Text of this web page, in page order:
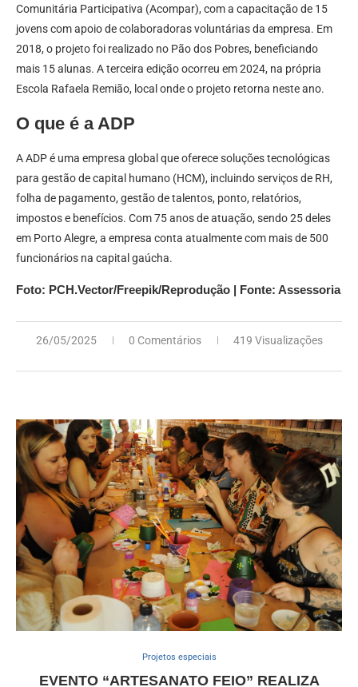
Comunitária Participativa (Acompar), com a capacitação de 15
jovens com apoio de colaboradoras voluntárias da empresa. Em
2018, o projeto foi realizado no Pão dos Pobres, beneficiando
mais 15 alunas. A terceira edição ocorreu em 2024, na própria
Escola Rafaela Remião, local onde o projeto retorna neste ano.
O que é a ADP
A ADP é uma empresa global que oferece soluções tecnológicas
para gestão de capital humano (HCM), incluindo serviços de RH,
folha de pagamento, gestão de talentos, ponto, relatórios,
impostos e benefícios. Com 75 anos de atuação, sendo 25 deles
em Porto Alegre, a empresa conta atualmente com mais de 500
funcionários na capital gaúcha.
Foto: PCH.Vector/Freepik/Reprodução | Fonte: Assessoria
26/05/2025 0 Comentários 419 Visualizações
Projetos especiais
EVENTO “ARTESANATO FEIO” REALIZA